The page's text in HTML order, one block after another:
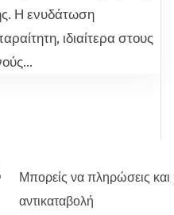
Η ενυδάτωση
ιδιαίτερα στους
Μπορείς να πληρώσεις και
αντικαταβολή